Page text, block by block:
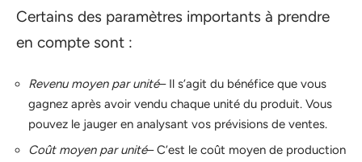
Certains des paramètres importants à prendre
en compte sont :
Revenu moyen par unité– Il s’agit du bénéfice que vous
gagnez après avoir vendu chaque unité du produit. Vous
pouvez le jauger en analysant vos prévisions de ventes.
Coût moyen par unité– C’est le coût moyen de production